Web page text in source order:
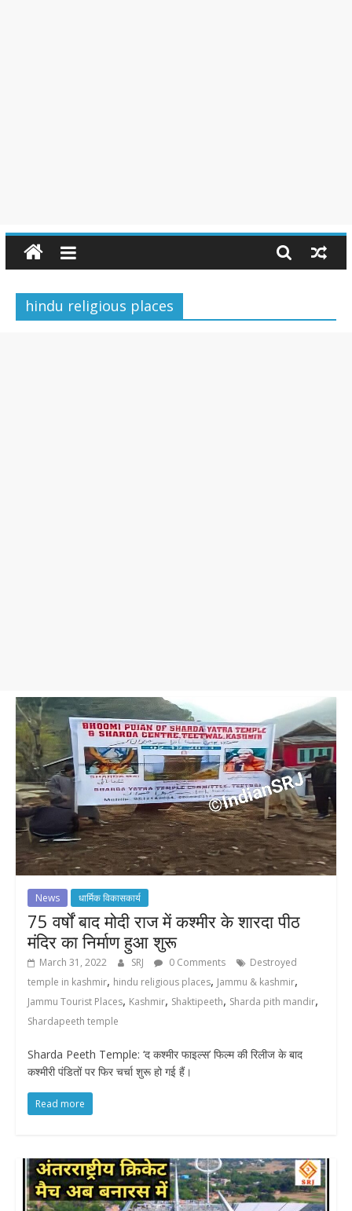
hindu religious places
News धार्मिक विकासकार्य
75 वर्षों बाद मोदी राज में कश्मीर के शारदा पीठ
मंदिर का निर्माण हुआ शुरू
March 31, 2022 SRJ 0 Comments
Destroyed
temple in kashmir, hindu religious places, Jammu & kashmir,
Jammu Tourist Places, Kashmir, Shaktipeeth, Sharda pith mandir,
Shardapeeth temple
Sharda Peeth Temple: ‘द कश्मीर फाइल्स’ फिल्म की रिलीज के बाद
कश्मीरी पंडितों पर फिर चर्चा शुरू हो गई हैं।
Read more